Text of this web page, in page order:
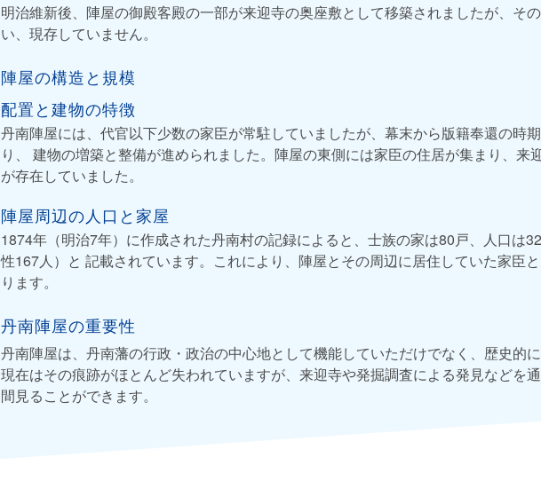
明治維新後、陣屋の御殿客殿の一部が来迎寺の奥座敷として移築されましたが、そ
い、現存していません。
陣屋の構造と規模
配置と建物の特徴
丹南陣屋には、代官以下少数の家臣が常駐していましたが、幕末から版籍奉還の時
り、 建物の増築と整備が進められました。陣屋の東側には家臣の住居が集まり、来
が存在していました。
陣屋周辺の人口と家屋
1874年（明治7年）に作成された丹南村の記録によると、士族の家は80戸、人口は
性167人）と 記載されています。これにより、陣屋とその周辺に居住していた家臣
ります。
丹南陣屋の重要性
丹南陣屋は、丹南藩の行政・政治の中心地として機能していただけでなく、歴史的に
現在はその痕跡がほとんど失われていますが、来迎寺や発掘調査による発見などを
間見ることができます。